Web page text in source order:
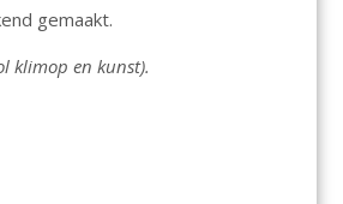
gemaakt.
klimop en kunst).